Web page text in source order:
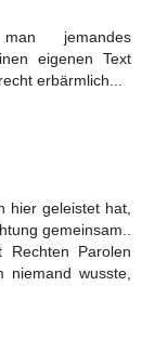
jemandes
eigenen Text
erbärmlich...
hier geleistet hat,
gemeinsam..
Parolen
wusste,